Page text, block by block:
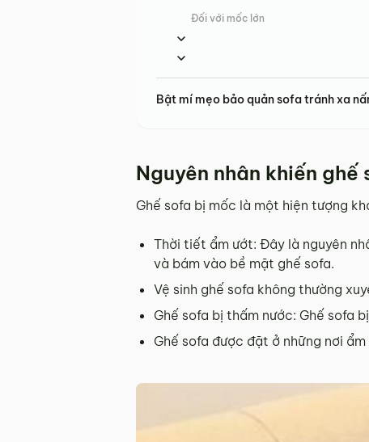
Đối với mốc lớn
Bật mí mẹo bảo quản sofa tránh xa
Nguyên nhân khiến ghế
Ghế sofa bị mốc là một hiện tượng
Thời tiết ẩm ướt: Đây là nguyên
và bám vào bề mặt ghế sofa.
Vệ sinh ghế sofa không thường
Ghế sofa bị thấm nước: Ghế sofa
Ghế sofa được đặt ở những nơi